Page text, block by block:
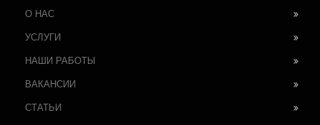
О НАС
УСЛУГИ
НАШИ РАБОТЫ
ВАКАНСИИ
СТАТЬИ